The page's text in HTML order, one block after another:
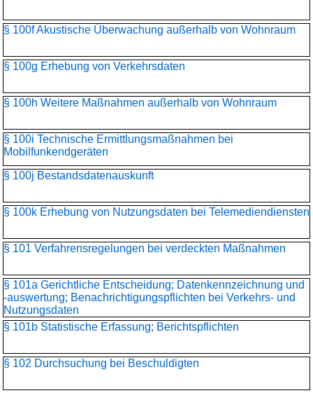
§ 100f Akustische Überwachung außerhalb von Wohnraum
§ 100g Erhebung von Verkehrsdaten
§ 100h Weitere Maßnahmen außerhalb von Wohnraum
§ 100i Technische Ermittlungsmaßnahmen bei
Mobilfunkendgeräten
§ 100j Bestandsdatenauskunft
§ 100k Erhebung von Nutzungsdaten bei Telemediendiensten
§ 101 Verfahrensregelungen bei verdeckten Maßnahmen
§ 101a Gerichtliche Entscheidung; Datenkennzeichnung und
-auswertung; Benachrichtigungspflichten bei Verkehrs- und
Nutzungsdaten
§ 101b Statistische Erfassung; Berichtspflichten
§ 102 Durchsuchung bei Beschuldigten